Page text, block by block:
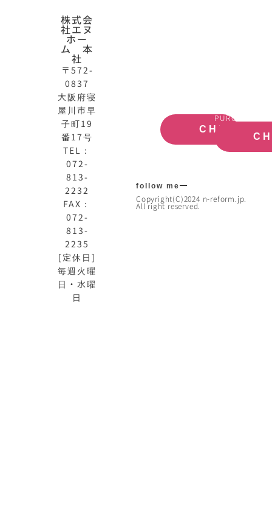
株式会
社エヌ
ホー
ム 本
社
〒572-
0837
大阪府寝
屋川市早
子町19
番17号
TEL：
072-
813-
2232
FAX：
072-
813-
2235
[定休日]
毎週火曜
日・水曜
日
CHECK
PURCHASE
follow me
Copyright(C)2024 n-reform.jp.
All right reserved.